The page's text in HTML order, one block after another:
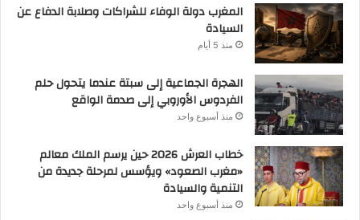
المغرب دولة الوفاء للشراكات وصلابة الدفاع عن
السيادة
منذ 5 أيام
الهجرة الجماعية إلى سبتة عندما يتحول حلم
الفردوس الأوروبي إلى صدمة الواقع
منذ أسبوع واحد
خطاب العرش 2026 حين يرسم الملك معالم
«مغرب الصعود» ويؤسس لمرحلة جديدة من
التنمية والسيادة
منذ أسبوع واحد